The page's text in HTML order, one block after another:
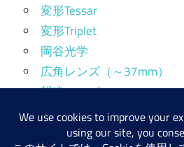
変形Tessar
変形Triplet
岡谷光学
広角レンズ（～37mm）
望遠レンズ（130mm～）
標準レンズ（38～64mm）
産業用レンズ